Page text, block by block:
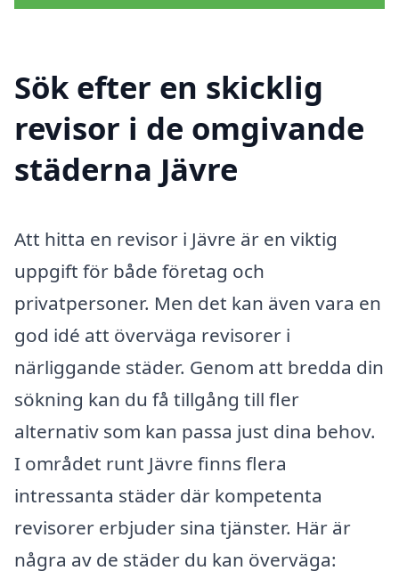
Sök efter en skicklig
revisor i de omgivande
städerna Jävre
Att hitta en revisor i Jävre är en viktig
uppgift för både företag och
privatpersoner. Men det kan även vara en
god idé att överväga revisorer i
närliggande städer. Genom att bredda din
sökning kan du få tillgång till fler
alternativ som kan passa just dina behov.
I området runt Jävre finns flera
intressanta städer där kompetenta
revisorer erbjuder sina tjänster. Här är
några av de städer du kan överväga: